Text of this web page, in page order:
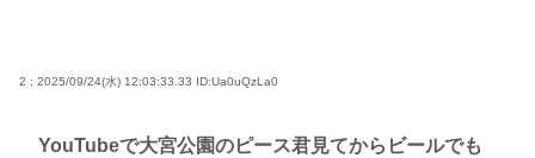
2 : 2025/09/24(水) 12:03:33.33 ID:Ua0uQzLa0
YouTubeで大宮公園のピース君見てからビールでも